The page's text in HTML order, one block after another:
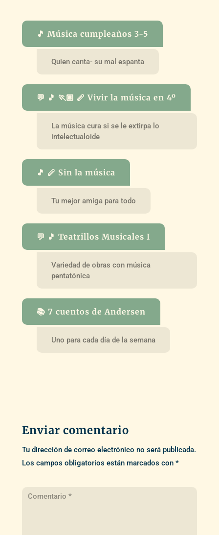
🎵 Música cumpleaños 3-5
Quien canta- su mal espanta
💬 🎵 🏃🏽 🪈 Vivir la música en 4º
La música cura si se le extirpa lo
intelectualoide
🎵 🪈 Sin la música
Tu mejor amiga para todo
💬 🎵 Teatrillos Musicales I
Variedad de obras con música
pentatónica
📚 7 cuentos de Andersen
Uno para cada día de la semana
Enviar comentario
Tu dirección de correo electrónico no será publicada.
Los campos obligatorios están marcados con *